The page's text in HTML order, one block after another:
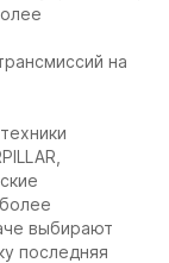
на
выбирают
последняя